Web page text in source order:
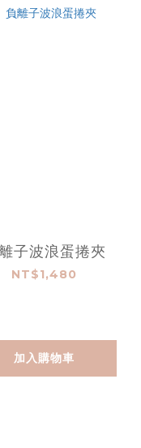
子波浪蛋捲夾
NT$1,480
加入購物車